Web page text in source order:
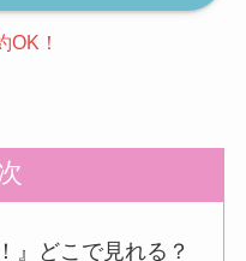
OK！
』どこで見れる？